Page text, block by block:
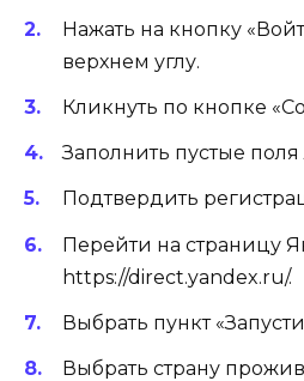
Нажать на кнопку
верхнем углу.
Кликнуть по кнопке
Заполнить пустые
Подтвердить
Перейти на страницу
https://direct.yandex.ru/.
Выбрать пункт
Выбрать страну